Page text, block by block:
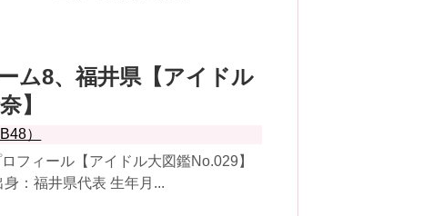
ム8、福井県【アイドル
】
）
フィール【アイドル大図鑑No.029】
：福井県代表 生年月...